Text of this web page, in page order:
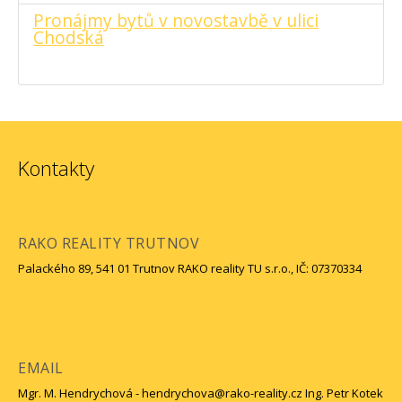
Pronájmy bytů v novostavbě v ulici
Chodská
Kontakty
RAKO REALITY TRUTNOV
Palackého 89, 541 01 Trutnov RAKO reality TU s.r.o., IČ: 07370334
EMAIL
Mgr. M. Hendrychová - hendrychova@rako-reality.cz Ing. Petr Kotek